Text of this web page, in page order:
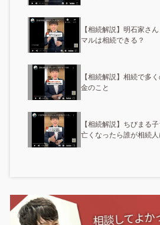
【相続解説】明石家さ
マルは相続できる？
【相続解説】相続で多
金のこと
【相続解説】ちびまる
亡くなったら誰が相続人